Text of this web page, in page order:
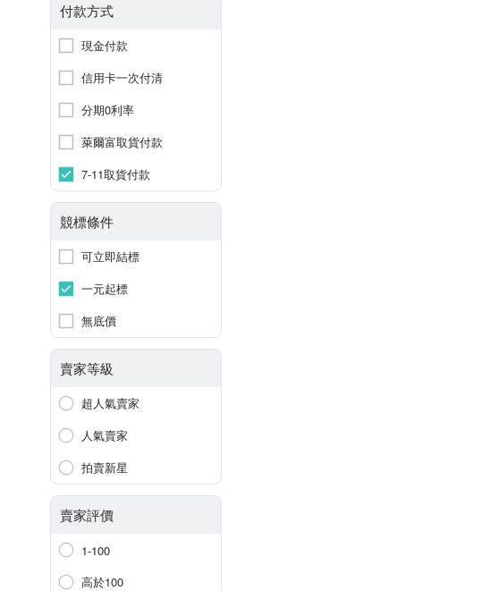
付款方式
現金付款
信用卡一次付清
分期0利率
萊爾富取貨付款
7-11取貨付款
競標條件
可立即結標
一元起標
無底價
賣家等級
超人氣賣家
人氣賣家
拍賣新星
賣家評價
1-100
高於100